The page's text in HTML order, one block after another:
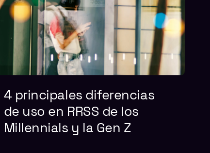
4 principales diferencias
de uso en RRSS de los
Millennials y la Gen Z